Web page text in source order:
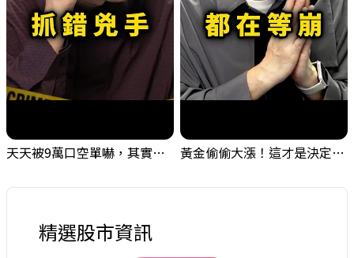
天天被9萬口空單嚇，其實你盯錯地方了｜Mr.Jimmy高志銘 #台股 #外資期貨 #融資 黃金偷偷大漲！這才是決定台股生死的「真風向球」！｜Mr.Jimmy高志銘 #黃金 #美元指數 #聯準會
精選股市資訊